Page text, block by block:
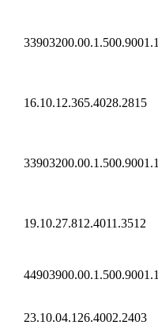
33903200.00.1.500.9001.1
16.10.12.365.4028.2815
33903200.00.1.500.9001.1
19.10.27.812.4011.3512
44903900.00.1.500.9001.1
23.10.04.126.4002.2403